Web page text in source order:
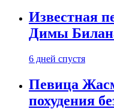
Известная
Димы
6 дней спустя
Певица
похудения